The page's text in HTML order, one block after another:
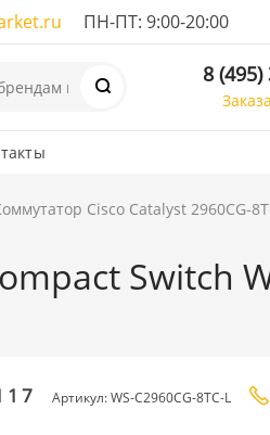
ПН-ПТ: 9:00-20:00
8
Cisco Catalyst 2960CG-
Switch
Артикул: WS-C2960CG-8TC-L